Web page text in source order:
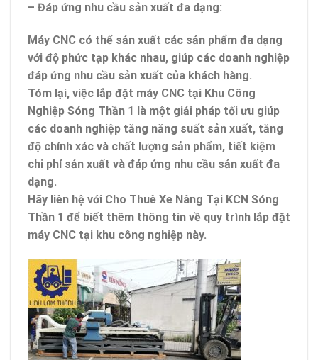
– Đáp ứng nhu cầu sản xuất đa dạng:
Máy CNC có thể sản xuất các sản phẩm đa dạng
với độ phức tạp khác nhau, giúp các doanh nghiệp
đáp ứng nhu cầu sản xuất của khách hàng.
Tóm lại, việc lắp đặt máy CNC tại Khu Công
Nghiệp Sóng Thần 1 là một giải pháp tối ưu giúp
các doanh nghiệp tăng năng suất sản xuất, tăng
độ chính xác và chất lượng sản phẩm, tiết kiệm
chi phí sản xuất và đáp ứng nhu cầu sản xuất đa
dạng.
Hãy liên hệ với Cho Thuê Xe Nâng Tại KCN Sóng
Thần 1 để biết thêm thông tin về quy trình lắp đặt
máy CNC tại khu công nghiệp này.